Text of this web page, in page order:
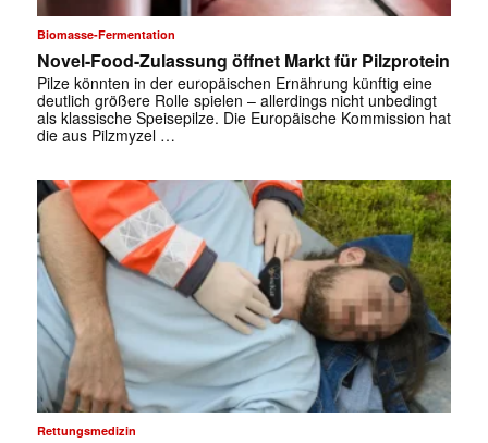
✕
Biomasse-Fermentation
Novel-Food-Zulassung öffnet Markt für Pilzprotein
Pilze könnten in der europäischen Ernährung künftig eine
deutlich größere Rolle spielen – allerdings nicht unbedingt
als klassische Speisepilze. Die Europäische Kommission hat
die aus Pilzmyzel …
Rettungsmedizin